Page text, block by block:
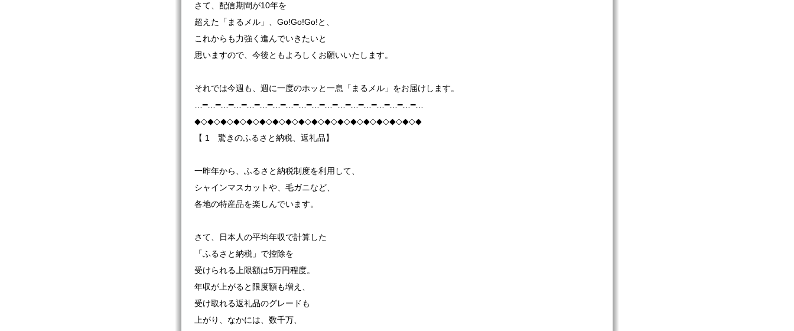
さて、配信期間が10年を
超えた「まるメル」、Go!Go!Go!と、
これからも力強く進んでいきたいと
思いますので、今後ともよろしくお願いいたします。
それでは今週も、週に一度のホッと一息「まるメル」をお届けします。
…━…━…━…━…━…━…━…━…━…━…━…━…━…━…━…━…━…
◆◇◆◇◆◇◆◇◆◇◆◇◆◇◆◇◆◇◆◇◆◇◆◇◆◇◆◇◆◇◆◇◆◇◆
【 1 驚きのふるさと納税、返礼品】
一昨年から、ふるさと納税制度を利用して、
シャインマスカットや、毛ガニなど、
各地の特産品を楽しんでいます。
さて、日本人の平均年収で計算した
「ふるさと納税」で控除を
受けられる上限額は5万円程度。
年収が上がると限度額も増え、
受け取れる返礼品のグレードも
上がり、なかには、数千万、